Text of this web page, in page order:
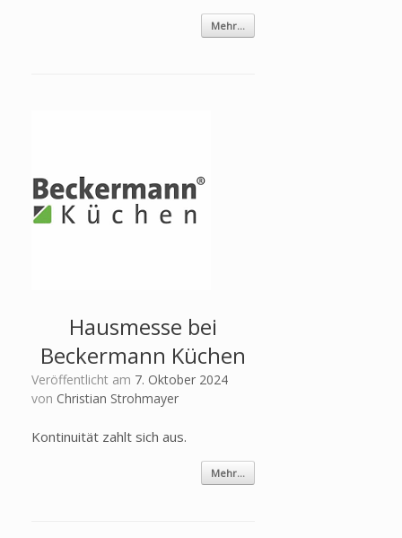
Mehr...
Hausmesse bei
Beckermann Küchen
Veröffentlicht am 7. Oktober 2024
von Christian Strohmayer
Kontinuität zahlt sich aus.
Mehr...